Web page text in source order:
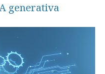
generativa